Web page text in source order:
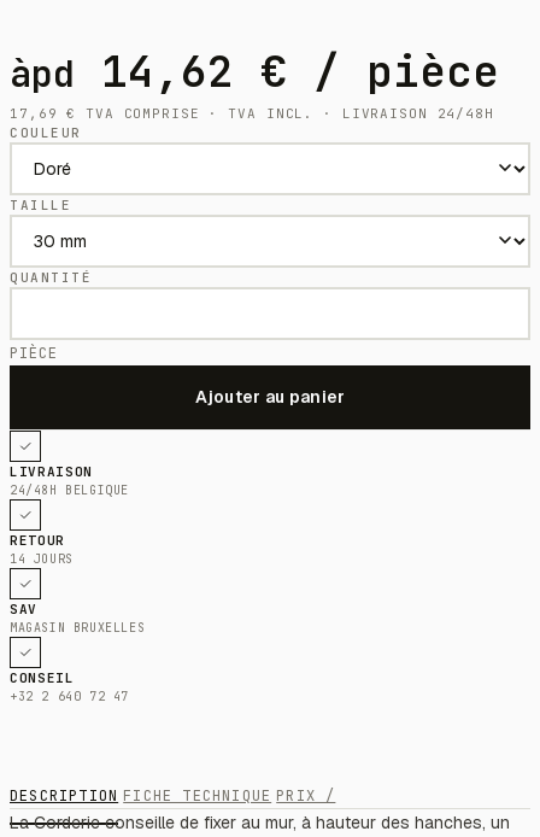
àpd 14,62 € / pièce
17,69€
TVA COMPRISE · TVA INCL. · LIVRAISON 24/48H
COULEUR
TAILLE
QUANTITÉ
PIÈCE
LIVRAISON
24/48H BELGIQUE
RETOUR
14 JOURS
SAV
MAGASIN BRUXELLES
CONSEIL
+32 2 640 72 47
DESCRIPTION FICHE TECHNIQUE PRIX /
La Corderie conseille de fixer au mur, à hauteur des hanches, un